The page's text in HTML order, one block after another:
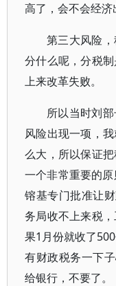
高了，会不会经济
第三大风险
分什么呢，分税
上来改革失败。
所以当时刘
风险出现一项，
么大，所以保证
一个非常重要的
镕基专门批准让
务局收不上来税
果1月份就收了
有财政税务一下
给银行，不要了。